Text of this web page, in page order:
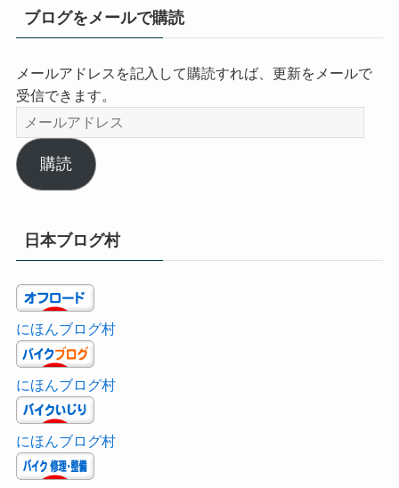
ブログをメールで購読
メールアドレスを記入して購読すれば、更新をメールで
受信できます。
メ
ー
ル
ア
ス
購読
日本ブログ村
にほんブログ村
にほんブログ村
にほんブログ村